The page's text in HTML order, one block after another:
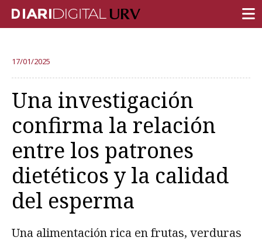
INVESTIGACIÓN
DOCENCIA
INSTITUCIÓN
VIDA EN EL CAMPUS
COMUNIDAD URV
REPORTAJES
Ámbitos universitarios
17/01/2025
Una investigación
confirma la relación
entre los patrones
dietéticos y la calidad
del esperma
Una alimentación rica en frutas, verduras